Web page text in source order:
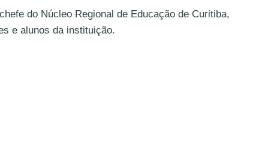
do Núcleo Regional de Educação de Curitiba,
e alunos da instituição.